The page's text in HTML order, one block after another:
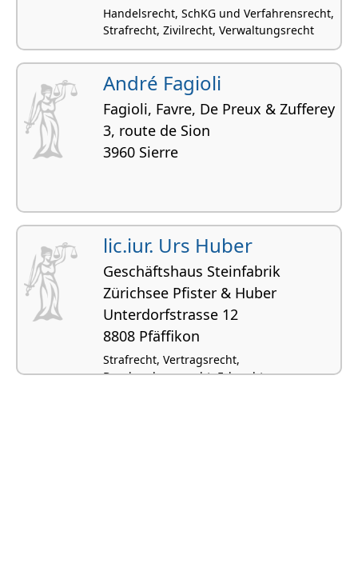
Handelsrecht, SchKG und Verfahrensrecht,
Strafrecht, Zivilrecht, Verwaltungsrecht
André Fagioli
Fagioli, Favre, De Preux & Zufferey
3, route de Sion
3960 Sierre
lic.iur. Urs Huber
Geschäftshaus Steinfabrik
Zürichsee Pfister & Huber
Unterdorfstrasse 12
8808 Pfäffikon
Strafrecht, Vertragsrecht,
Beurkundungsrecht, Erbrecht,